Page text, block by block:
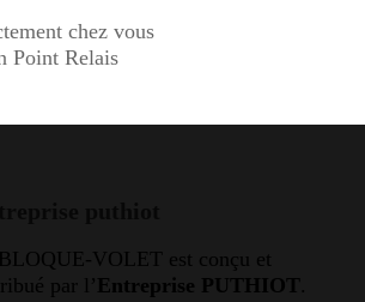
chez vous
Point Relais
VOLET est conçu et
par l’ Entreprise PUTHIOT.